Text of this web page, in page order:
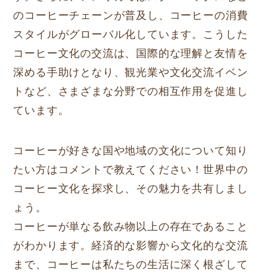
のコーヒーチェーンが普及し、コーヒーの消費
スタイルがグローバル化しています。こうした
コーヒー文化の交流は、国際的な理解と友情を
深める手助けとなり、観光業や文化交流イベン
トなど、さまざまな分野での相互作用を促進し
ています。
コーヒーが好きな国や地域の文化について知り
たい方はコメントで教えてください！世界中の
コーヒー文化を探求し、その魅力を共有しまし
ょう。
コーヒーが単なる飲み物以上の存在であること
がわかります。経済的な影響から文化的な交流
まで、コーヒーは私たちの生活に深く根ざして